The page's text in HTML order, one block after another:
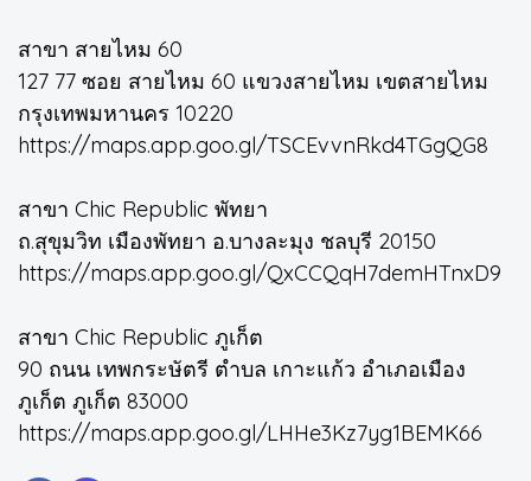
สาขา สายไหม 60
127 77 ซอย สายไหม 60 แขวงสายไหม เขตสายไหม
กรุงเทพมหานคร 10220
https://maps.app.goo.gl/TSCEvvnRkd4TGgQG8
สาขา Chic Republic พัทยา
ถ.สุขุมวิท เมืองพัทยา อ.บางละมุง ชลบุรี 20150
https://maps.app.goo.gl/QxCCQqH7demHTnxD9
สาขา Chic Republic ภูเก็ต
90 ถนน เทพกระษัตรี ตำบล เกาะแก้ว อำเภอเมือง
ภูเก็ต ภูเก็ต 83000
https://maps.app.goo.gl/LHHe3Kz7yg1BEMK66